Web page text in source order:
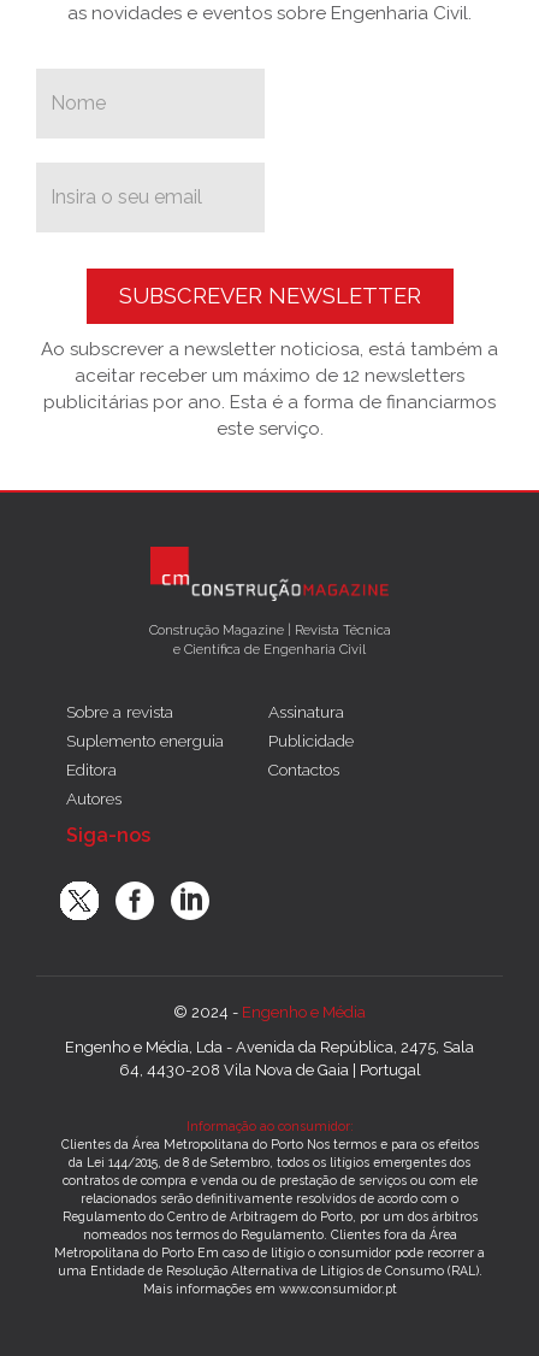
as novidades e eventos sobre Engenharia Civil.
SUBSCREVER NEWSLETTER
Ao subscrever a newsletter noticiosa, está também a
aceitar receber um máximo de 12 newsletters
publicitárias por ano. Esta é a forma de financiarmos
este serviço.
Construção Magazine | Revista Técnica
e Científica de Engenharia Civil
Sobre a revista
Suplemento energuia
Editora
Autores
Assinatura
Publicidade
Contactos
Siga-nos
© 2024 - Engenho e Média
Engenho e Média, Lda - Avenida da República, 2475, Sala
64, 4430-208 Vila Nova de Gaia | Portugal
Informação ao consumidor:
Clientes da Área Metropolitana do Porto Nos termos e para os efeitos
da Lei 144/2015, de 8 de Setembro, todos os litígios emergentes dos
contratos de compra e venda ou de prestação de serviços ou com ele
relacionados serão definitivamente resolvidos de acordo com o
Regulamento do Centro de Arbitragem do Porto, por um dos árbitros
nomeados nos termos do Regulamento. Clientes fora da Área
Metropolitana do Porto Em caso de litígio o consumidor pode recorrer a
uma Entidade de Resolução Alternativa de Litígios de Consumo (RAL).
Mais informações em www.consumidor.pt